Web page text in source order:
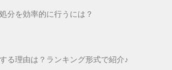
分を効率的に行うには？
る理由は？ランキング形式で紹介♪